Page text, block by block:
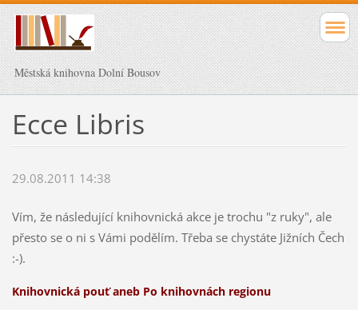
Městská knihovna Dolní Bousov
Ecce Libris
29.08.2011 14:38
Vím, že následující knihovnická akce je trochu "z ruky", ale
přesto se o ni s Vámi podělím. Třeba se chystáte Jižních Čech
:-).
Knihovnická pouť aneb Po knihovnách regionu